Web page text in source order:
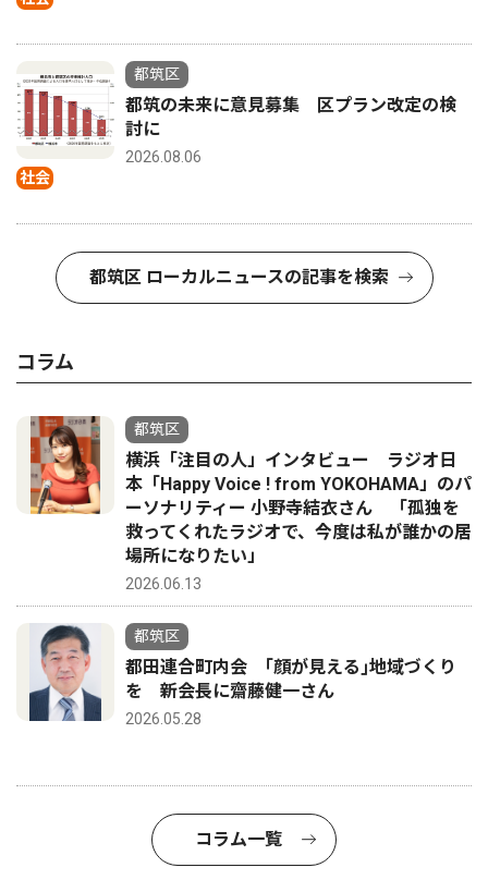
社会
都筑区
都筑の未来に意見募集 区プラン改定の検
討に
2026.08.06
都筑区 ローカルニュースの記事を検索
コラム
都筑区
横浜「注目の人」インタビュー ラジオ日
本「Happy Voice ! from YOKOHAMA」のパ
ーソナリティー 小野寺結衣さん 「孤独を
救ってくれたラジオで、今度は私が誰かの居
場所になりたい」
2026.06.13
都筑区
都田連合町内会 ｢顔が見える｣地域づくり
を 新会長に齋藤健一さん
2026.05.28
コラム一覧